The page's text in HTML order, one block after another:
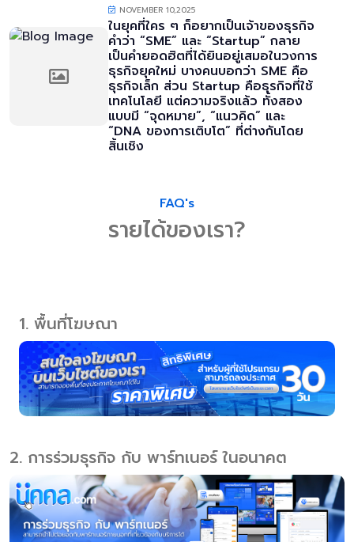
NOVEMBER 10,2025
ในยุคที่ใคร ๆ ก็อยากเป็นเจ้าของธุรกิจ
คำว่า “SME” และ “Startup” กลาย
เป็นคำยอดฮิตที่ได้ยินอยู่เสมอในวงการ
ธุรกิจยุคใหม่ บางคนบอกว่า SME คือ
ธุรกิจเล็ก ส่วน Startup คือธุรกิจที่ใช้
เทคโนโลยี แต่ความจริงแล้ว ทั้งสอง
แบบมี “จุดหมาย”, “แนวคิด” และ
“DNA ของการเติบโต” ที่ต่างกันโดย
สิ้นเชิง
FAQ's
รายได้ของเรา?
1. พื้นที่โฆษณา
2. การร่วมธุรกิจ กับ พาร์ทเนอร์ ในอนาคต